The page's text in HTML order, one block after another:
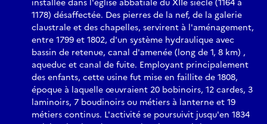
1178) désaffectée. Des pierres de la nef, de la galerie
claustrale et des chapelles, servirent à l'aménagement,
entre 1799 et 1802, d'un système hydraulique avec
bassin de retenue, canal d'amenée (long de 1, 8 km) ,
aqueduc et canal de fuite. Employant principalement
des enfants, cette usine fut mise en faillite de 1808,
époque à laquelle œuvraient 20 bobinoirs, 12 cardes, 3
laminoirs, 7 boudinoirs ou métiers à lanterne et 19
métiers continus. L'activité se poursuivit jusqu'en 1834